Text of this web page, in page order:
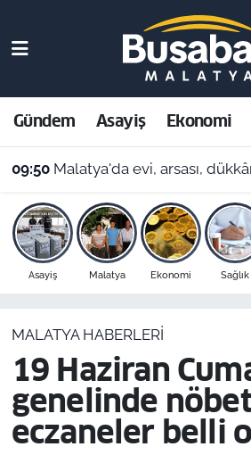
Gündem Asayiş Ekonomi
09:50 Malatya'da evi, arsası, dükkânı olanlar
Asayiş Malatya Ekonomi Sağlık
MALATYA HABERLERI
19 Haziran
genelinde
eczaneler belli
Asayiş
Ekonomi
Dünya
Bölge
Resmi İlanlar
Malatya Nöbetçi Eczaneler
Malatya Hava Durumu
Malatya Namaz Vakitleri
Malatya Trafik Yoğunluk
Süper Lig Puan Durumu ve
Son Dakika Haberleri
Haber Arşivi